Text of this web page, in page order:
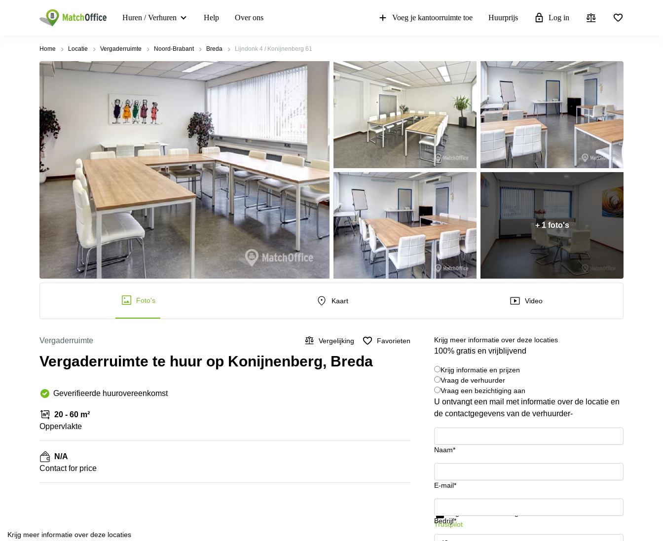
Huren / Verhuren Help Over ons Voeg je kantoorruimte toe Huurprijs Log in
Home Locatie Vergaderruimte Noord-Brabant Breda Lijndonk 4 / Konijnenberg 61
+ 1 foto's
Foto's Kaart Video
Vergaderruimte Vergelijking Favorieten
Vergaderruimte te huur op Konijnenberg, Breda
Geverifieerde huurovereenkomst
20 - 60 m²
Oppervlakte
N/A
Contact for price
Krijg meer informatie over deze locaties
100% gratis en vrijblijvend
Krijg informatie en prijzen
Vraag de verhuurder
Vraag een bezichtiging aan
U ontvangt een mail met informatie over de locatie en
de contactgegevens van de verhuurder-
Naam*
E-mail*
Bedrijf*
Krijg informatie en prijzen
Trustpilot
Krijg meer informatie over deze locaties